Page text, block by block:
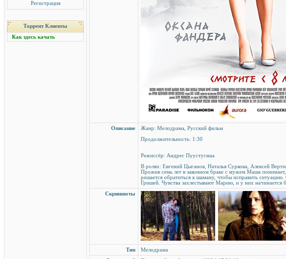
Регистрация
Торрент Клиенты
Как здесь качать
Описание
Жанр: Мелодрама, Русский фильм
Продолжительность: 1:30
Режиссёр: Андрес Пуустусмаа
В ролях: Евгений Цыганов, Наталья Суркова, Алексей
Прожив семь лет в законном браке с мужем Маша понимает,
решается обратиться к шаману, чтобы исправить
Гришей. Чувства захлестывают Марию, и у них
Скриншоты
Тип
Мелодрама